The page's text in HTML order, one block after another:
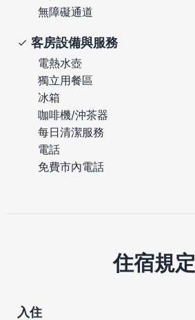
無障礙通道
客房設備與服務
電熱水壺
獨立用餐區
冰箱
咖啡機/沖茶器
每日清潔服務
電話
免費市內電話
住宿規定
入住